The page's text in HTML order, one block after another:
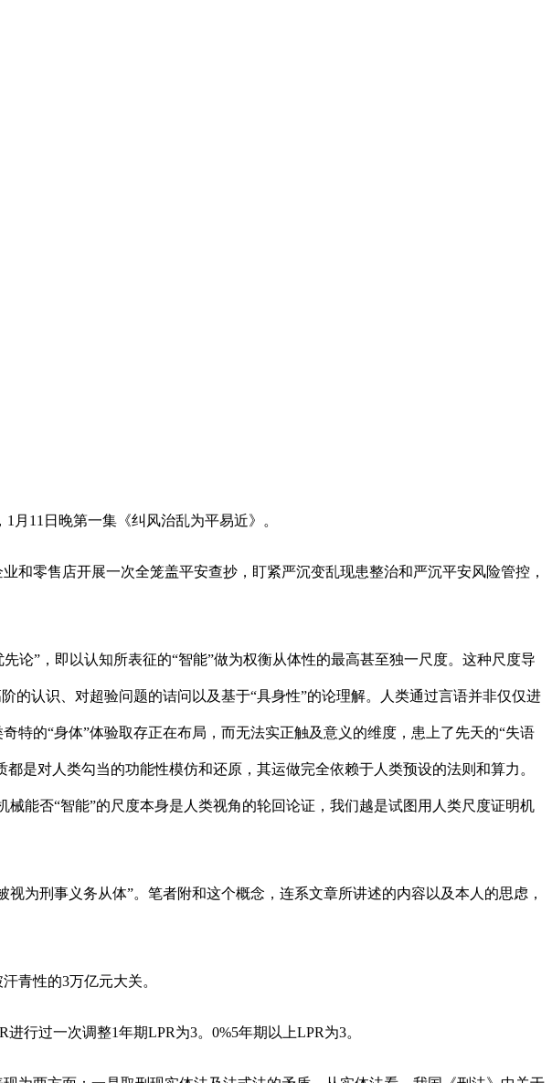
11日晚第一集《纠风治乱为平易近》。
零售店开展一次全笼盖平安查抄，盯紧严沉变乱现患整治和严沉平安风险管控，
”，即以认知所表征的“智能”做为权衡从体性的最高甚至独一尺度。这种尺度导
的认识、对超验问题的诘问以及基于“具身性”的论理解。人类通过言语并非仅仅进
特的“身体”体验取存正在布局，而无法实正触及意义的维度，患上了先天的“失语
是对人类勾当的功能性模仿和还原，其运做完全依赖于人类预设的法则和算力。
能否“智能”的尺度本身是人类视角的轮回论证，我们越是试图用人类尺度证明机
刑事义务从体”。笔者附和这个概念，连系文章所讲述的内容以及本人的思虑，
青性的3万亿元大关。
过一次调整1年期LPR为3。0%5年期以上LPR为3。